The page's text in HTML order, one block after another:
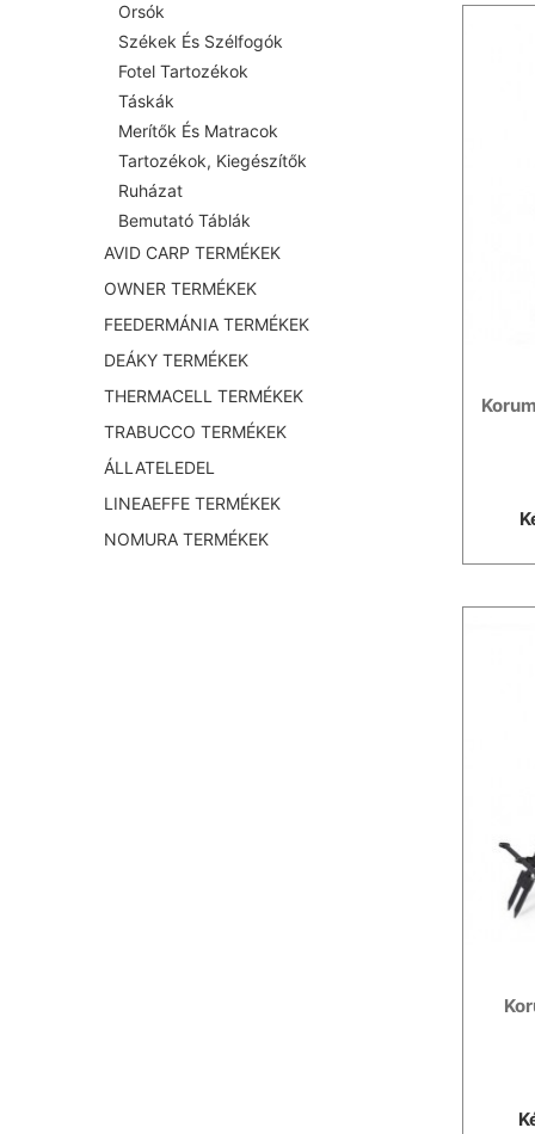
Orsók
Székek És Szélfogók
Fotel Tartozékok
Táskák
Merítők És Matracok
Tartozékok, Kiegészítők
Ruházat
Bemutató Táblák
AVID CARP TERMÉKEK
OWNER TERMÉKEK
FEEDERMÁNIA TERMÉKEK
DEÁKY TERMÉKEK
THERMACELL TERMÉKEK
TRABUCCO TERMÉKEK
ÁLLATELEDEL
LINEAEFFE TERMÉKEK
NOMURA TERMÉKEK